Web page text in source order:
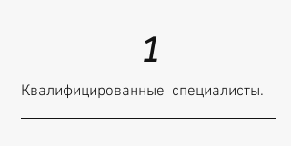
1
Квалифицированные специалисты.